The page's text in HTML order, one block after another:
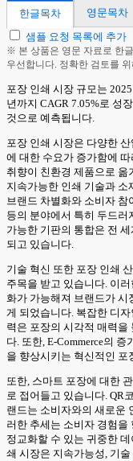
한글목차
영문목차
샘플 요청 목록에 추가
※ 본 상품은 영문 자료로 한
우선합니다. 정확한 검토를
포장 인쇄 시장 규모는
년까지 CAGR 7.05%로 성
것으로 예측됩니다.
포장 인쇄 시장은 다양한
에 대한 수요가 증가함에
취향이 친환경 제품으로
지속가능한 인쇄 기술과 소
브랜드 차별화와 소비자 참
등의 분야에서 특히 두드러
가능한 기판의 통합은 전
되고 있습니다.
기술 혁신 또한 포장 인쇄
주목을 받고 있습니다. 이
화가 가능해져 브랜드가 시
게 되었습니다. 복잡한 디
력은 포장의 시각적 매력을
다. 또한, E-Commerce의
을 향상시키는 혁신적인
또한, 스마트 포장에 대한
로 접어들고 있습니다. QR
랜드는 소비자와의 새로운
러한 추세는 소비자 경험을
정교화할 수 있는 귀중한
쇄 시장은 지속가능성, 기